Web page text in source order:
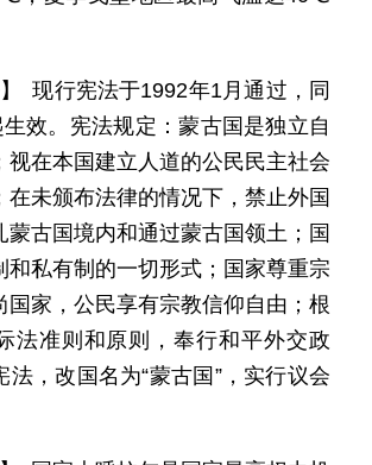
】 现行宪法于1992年1月通过，同
效。宪法规定：蒙古国是独立自
视在本国建立人道的公民民主社会
在未颁布法律的情况下，禁止外国
蒙古国境内和通过蒙古国领土；国
和私有制的一切形式；国家尊重宗
国家，公民享有宗教信仰自由；根
法准则和原则，奉行和平外交政
法，改国名为“蒙古国”，实行议会